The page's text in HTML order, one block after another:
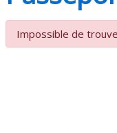
Impossible de